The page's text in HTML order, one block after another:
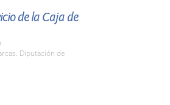
de la Caja de
Diputación de